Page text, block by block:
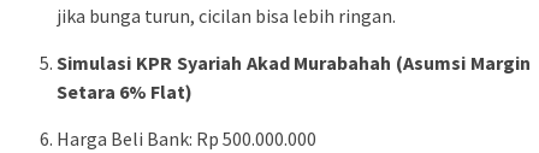
jika bunga turun, cicilan bisa lebih ringan.
Simulasi KPR Syariah Akad Murabahah (Asumsi Margin
Setara 6% Flat)
Harga Beli Bank: Rp 500.000.000